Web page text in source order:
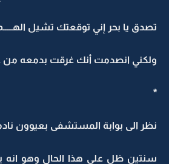
تصدق يا بحر إني توقعتك تشيل
ولكني انصدمت أنك غرقت بدمعه من
*
نظر الى بوابة المستشفى بعيوون
سنتين ظل على هذا الحال وهو